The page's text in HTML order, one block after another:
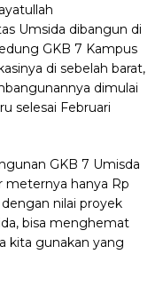
Umsida dibangun di
GKB 7 Kampus
di sebelah barat,
dimulai
selesai Februari
GKB 7 Umisda
meternya hanya Rp
nilai proyek
bisa menghemat
kita gunakan yang